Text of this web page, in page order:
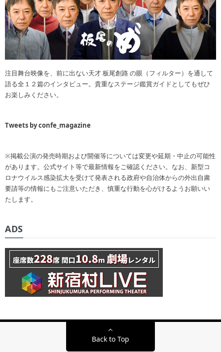
注目舞台映像を、前に出ない天才 板尾創路 の眼（フィルター）を通して
語る全１２篇のインタビュー。貴重なステージ鑑賞ガイドとしてもぜひ
お楽しみください。
Tweets by confe_magazine
※掲載公演の発売時期および開催等については変更や延期・中止の可能性
があります。公式サイト等で最新情報をご確認ください。なお、新型コ
ロナウイルス感染拡大を受けて発表される政府や自治体からの外出自粛
要請等の情報にもご注意いただき、慎重な行動を心がけるようお願いい
たします。
ADS
Back to Top